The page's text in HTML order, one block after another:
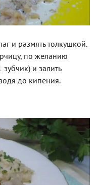
и размять толкушкой.
по желанию
и залить
до кипения.